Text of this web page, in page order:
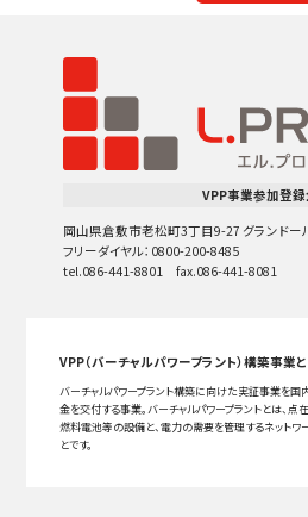
VPP事業参加登録
岡山県倉敷市老松町3丁目9-27 グランドー
フリーダイヤル：0800-200-8485
tel.086-441-8801 fax.086-441-8081
VPP（バーチャルパワープラント）構築事業
バーチャルパワープラント構築に向けた実証事業を国
金を交付する事業。バーチャルパワープラントとは、
燃料電池等の設備と、電力の需要を管理するネットワ
とです。